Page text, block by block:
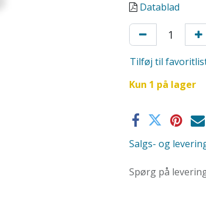
Datablad
Tilføj til
Kun 1 på lager
Salgs- og
Spørg på